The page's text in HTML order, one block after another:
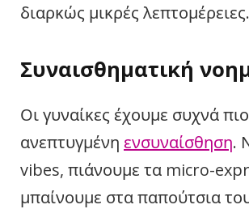
διαρκώς μικρές λεπτομέρειες.
Συναισθηματική
Οι γυναίκες έχουμε συχνά πιο
ανεπτυγμένη ενσυναίσθηση.
vibes, πιάνουμε τα micro-
μπαίνουμε στα παπούτσια